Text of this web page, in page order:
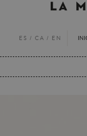
ES / CA / EN